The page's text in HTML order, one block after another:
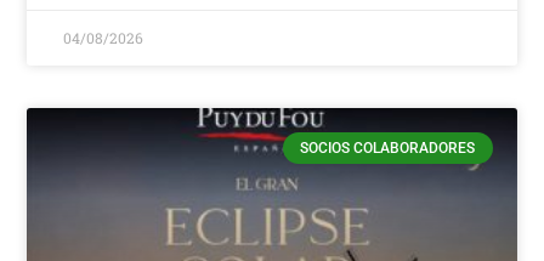
04/08/2026
SOCIOS COLABORADORES